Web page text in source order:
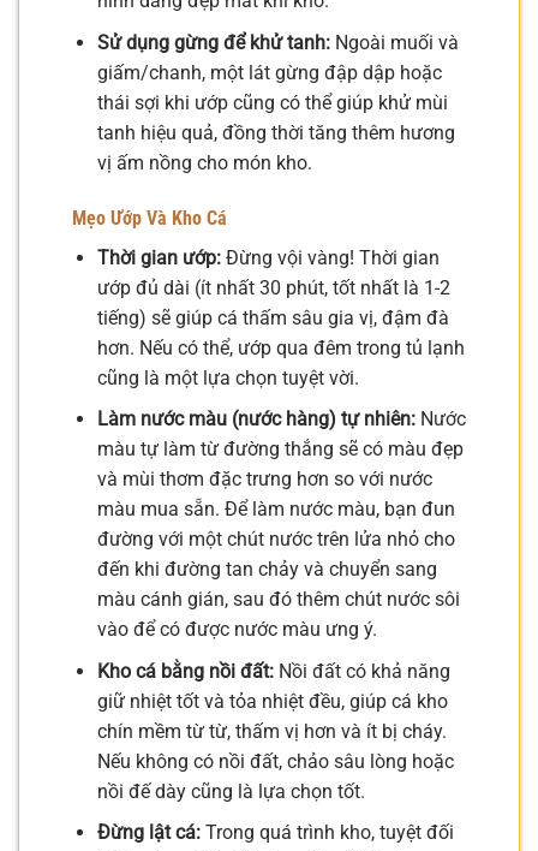
Sử dụng gừng để khử tanh:Ngoài muối và
giấm/chanh, một lát gừng đập dập hoặc
thái sợi khi ướp cũng có thể giúp khử mùi
tanh hiệu quả, đồng thời tăng thêm hương
vị ấm nồng cho món kho.
Mẹo Ướp Và Kho Cá
Thời gian ướp:Đừng vội vàng! Thời gian
ướp đủ dài (ít nhất 30 phút, tốt nhất là 1-2
tiếng) sẽ giúp cá thấm sâu gia vị, đậm đà
hơn. Nếu có thể, ướp qua đêm trong tủ lạnh
cũng là một lựa chọn tuyệt vời.
Làm nước màu (nước hàng) tự nhiên:Nước
màu tự làm từ đường thắng sẽ có màu đẹp
và mùi thơm đặc trưng hơn so với nước
màu mua sẵn. Để làm nước màu, bạn đun
đường với một chút nước trên lửa nhỏ cho
đến khi đường tan chảy và chuyển sang
màu cánh gián, sau đó thêm chút nước sôi
vào để có được nước màu ưng ý.
Kho cá bằng nồi đất:Nồi đất có khả năng
giữ nhiệt tốt và tỏa nhiệt đều, giúp cá kho
chín mềm từ từ, thấm vị hơn và ít bị cháy.
Nếu không có nồi đất, chảo sâu lòng hoặc
nồi đế dày cũng là lựa chọn tốt.
Đừng lật cá:Trong quá trình kho, tuyệt đối